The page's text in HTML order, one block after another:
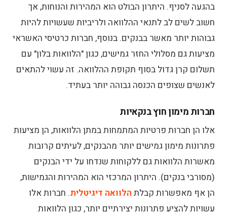
שלב 7 - חתימה על הסכם הלוואה עד 50000
₪
בהגעה לסניף. היתרון הבולט הוא המהירות והנוחות, אך
חשוב לשים לב לתנאי ההלוואה ולריביות שעשויות להיות
גבוהות יותר מאשר בבנקים. בנוסף, חברות כרטיסי האשראי
מציעות גם מסלולי החזר גמישים, כגון "הלוואות בלון" עם
תשלום קרן גדול בסוף תקופת ההלוואה. זה עשוי להתאים
לאנשים שצופים הכנסה גבוהה יותר בעתיד.
חברות מימון חוץ בנקאיות
אלו הן חברות פרטיות המתמחות במתן הלוואות, הן מציעות
פתרונות מימון גמישים יותר מהבנקים, לעיתים קרובות
מאשרות הלוואות גם ללקוחות שנדחו על ידי הבנקים
(מסורבי בנקים). היתרון המרכזי הוא המהירות והגמישות,
הן אף מאפשרות קבלת הלוואה דיגיטלית. חברות אלו
עשויות להציע פתרונות יצירתיים יותר, כגון הלוואות